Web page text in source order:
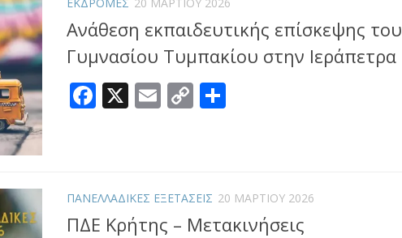
Aνάθεση εκπαιδευτικής επίσκεψης του
Γυμνασίου Τυμπακίου στην Ιεράπετρα
Facebook
X Email
Copy
ΠΑΝΕΛΛΑΔΙΚΕΣ ΕΞΕΤΑΣΕΙΣ 20 ΜΑΡΤΊΟΥ 2026
ΠΔΕ Κρήτης – Μετακινήσεις